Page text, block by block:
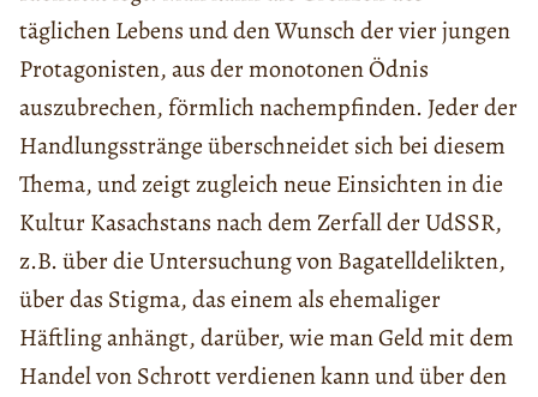
täglichen Lebens und den Wunsch der vier jungen
Protagonisten, aus der monotonen Ödnis
auszubrechen, förmlich nachempfinden. Jeder der
Handlungsstränge überschneidet sich bei diesem
Thema, und zeigt zugleich neue Einsichten in die
Kultur Kasachstans nach dem Zerfall der UdSSR,
z.B. über die Untersuchung von Bagatelldelikten,
über das Stigma, das einem als ehemaliger
Häftling anhängt, darüber, wie man Geld mit dem
Handel von Schrott verdienen kann und über den